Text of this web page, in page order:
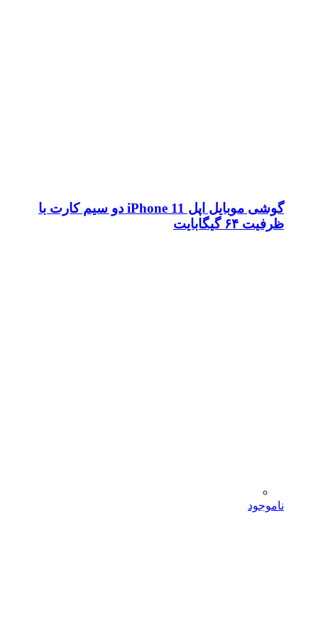
گوشی موبایل اپل iPhone 11 دو سیم کارت با
ظرفیت ۶۴ گیگابایت
ناموجود